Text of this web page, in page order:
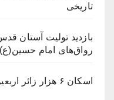
تاریخی
بازدید تولیت آستان
رواق‌های امام حسین(ع)
اسکان ۶ هزار زائر اربعین در موکب امام رضا(ع)